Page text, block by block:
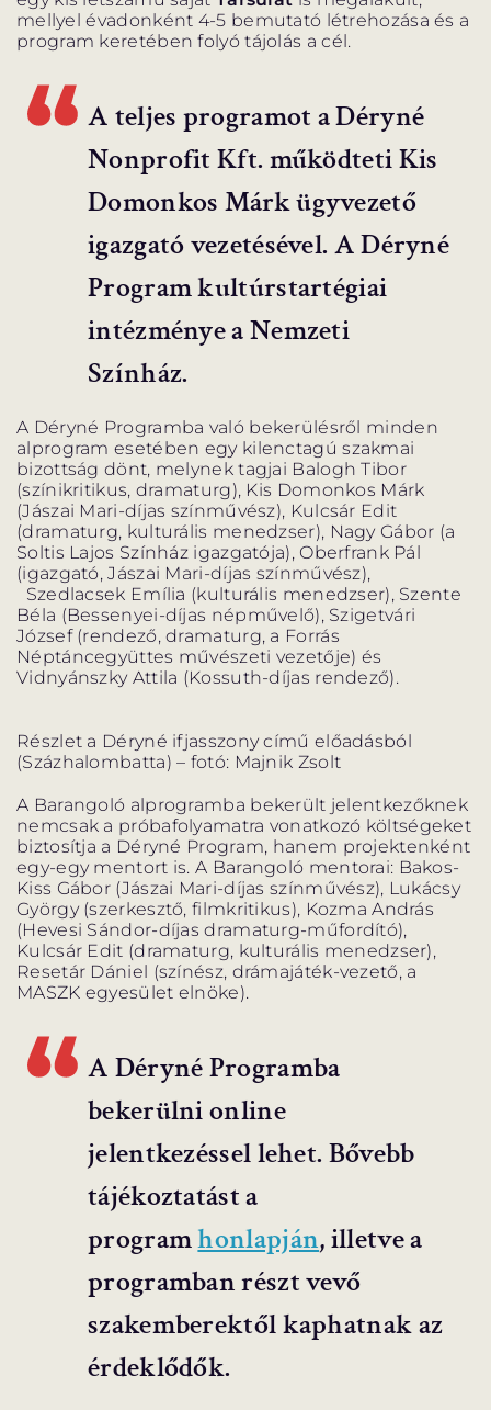
DRÁMA E-LEARNING
SZÍNHÁZ
KÖZREMŰKÖDŐK:
MENTOROK
GYAKORI KÉRDÉSEK
ELŐADÁSOK LISTÁJA NAPTÁR
VIDEÓGALÉRIA JEGYVÁSÁRLÁS
HÍREK
mellyel évadonként 4-5 bemutató létrehozása és a
program keretében folyó tájolás a cél.
A teljes programot a Déryné
Nonprofit Kft. működteti Kis
Domonkos Márk ügyvezető
igazgató vezetésével. A Déryné
Program kultúrstartégiai
intézménye a Nemzeti
Színház.
A Déryné Programba való bekerülésről minden
alprogram esetében egy kilenctagú szakmai
bizottság dönt, melynek tagjai Balogh Tibor
(színikritikus, dramaturg), Kis Domonkos Márk
(Jászai Mari-díjas színművész), Kulcsár Edit
(dramaturg, kulturális menedzser), Nagy Gábor (a
Soltis Lajos Színház igazgatója), Oberfrank Pál
(igazgató, Jászai Mari-díjas színművész),
Szedlacsek Emília (kulturális menedzser), Szente
Béla (Bessenyei-díjas népművelő), Szigetvári
József (rendező, dramaturg, a Forrás
Néptáncegyüttes művészeti vezetője) és
Vidnyánszky Attila (Kossuth-díjas rendező).
Részlet a Déryné ifjasszony című előadásból
(Százhalombatta) – fotó: Majnik Zsolt
A Barangoló alprogramba bekerült jelentkezőknek
nemcsak a próbafolyamatra vonatkozó költségeket
biztosítja a Déryné Program, hanem projektenként
egy-egy mentort is. A Barangoló mentorai: Bakos-
Kiss Gábor (Jászai Mari-díjas színművész), Lukácsy
György (szerkesztő, filmkritikus), Kozma András
(Hevesi Sándor-díjas dramaturg-műfordító),
Kulcsár Edit (dramaturg, kulturális menedzser),
Resetár Dániel (színész, drámajáték-vezető, a
MASZK egyesület elnöke).
A Déryné Programba
bekerülni online
jelentkezéssel lehet. Bővebb
tájékoztatást a
programhonlapján, illetve a
programban részt vevő
szakemberektől kaphatnak az
érdeklődők.